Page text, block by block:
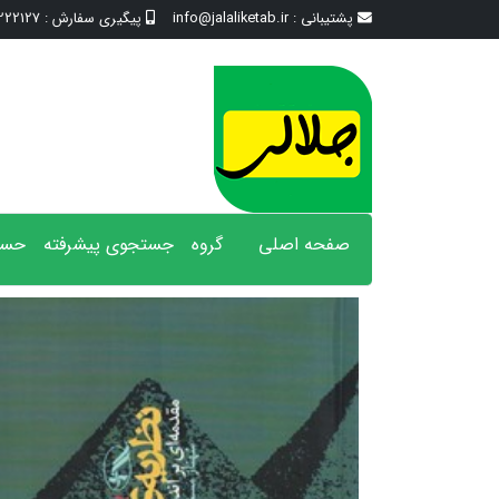
پشتیبانی : info@jalaliketab.ir پیگیری سفارش : - 017
صفحه اصلی گروه جستجوی پیشرفته